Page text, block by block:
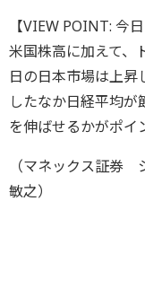
【VIEW POINT: 今日
米国株高に加えて、
日の日本市場は上昇
したなか日経平均
を伸ばせるかがポイ
（マネックス証券
敏之）